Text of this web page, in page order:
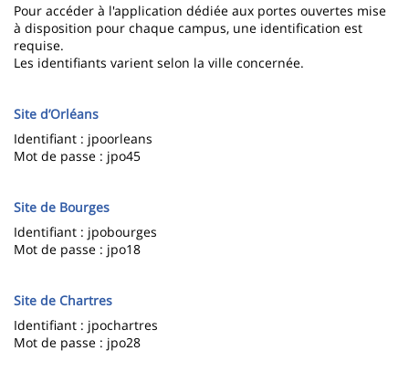
Pour accéder à l'application dédiée aux portes ouvertes mise
à disposition pour chaque campus, une identification est
requise.
Les identifiants varient selon la ville concernée.
Site d’Orléans
Identifiant : jpoorleans
Mot de passe : jpo45
Site de Bourges
Identifiant : jpobourges
Mot de passe : jpo18
Site de Chartres
Identifiant : jpochartres
Mot de passe : jpo28